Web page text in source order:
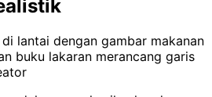
lantai dengan gambar makanan
buku lakaran merancang garis